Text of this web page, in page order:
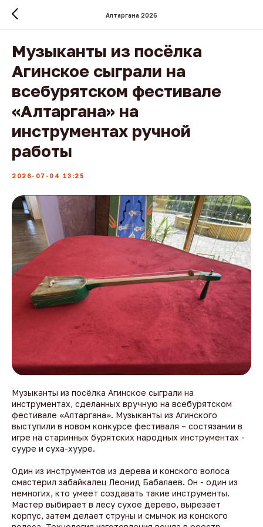
Алтаргана 2026
Музыканты из посёлка
Агинское сыграли на
всебурятском фестивале
«Алтаргана» на
инструментах ручной
работы
2026-07-04 13:25
Музыканты из посёлка Агинское сыграли на
инструментах, сделанных вручную на всебурятском
фестивале «Алтаргана». Музыканты из Агинского
выступили в новом конкурсе фестиваля – состязании в
игре на старинных бурятских народных инструментах -
сууре и суха-хууре.
Один из инструментов из дерева и конского волоса
смастерил забайкалец Леонид Бабалаев. Он - один из
немногих, кто умеет создавать такие инструменты.
Мастер выбирает в лесу сухое дерево, вырезает
корпус, затем делает струны и смычок из конского